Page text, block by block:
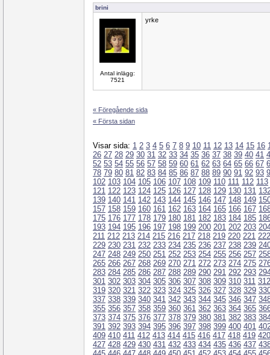
brini
Antal inlägg:
7521
yrke
« Föregående sida
« Första sidan
Visar sida: 1 2 3 4 5 6 7 8 9 10 11 12 13 14 15 16
26 27 28 29 30 31 32 33 34 35 36 37 38 39 40 41
52 53 54 55 56 57 58 59 60 61 62 63 64 65 66 67
78 79 80 81 82 83 84 85 86 87 88 89 90 91 92 93
102 103 104 105 106 107 108 109 110 111 112 113
121 122 123 124 125 126 127 128 129 130 131
139 140 141 142 143 144 145 146 147 148 149
157 158 159 160 161 162 163 164 165 166 167
175 176 177 178 179 180 181 182 183 184 185
193 194 195 196 197 198 199 200 201 202 203
211 212 213 214 215 216 217 218 219 220 221 222
229 230 231 232 233 234 235 236 237 238 239
247 248 249 250 251 252 253 254 255 256 257
265 266 267 268 269 270 271 272 273 274 275
283 284 285 286 287 288 289 290 291 292 293
301 302 303 304 305 306 307 308 309 310 311 312
319 320 321 322 323 324 325 326 327 328 329
337 338 339 340 341 342 343 344 345 346 347
355 356 357 358 359 360 361 362 363 364 365
373 374 375 376 377 378 379 380 381 382 383
391 392 393 394 395 396 397 398 399 400 401
409 410 411 412 413 414 415 416 417 418 419 420
427 428 429 430 431 432 433 434 435 436 437